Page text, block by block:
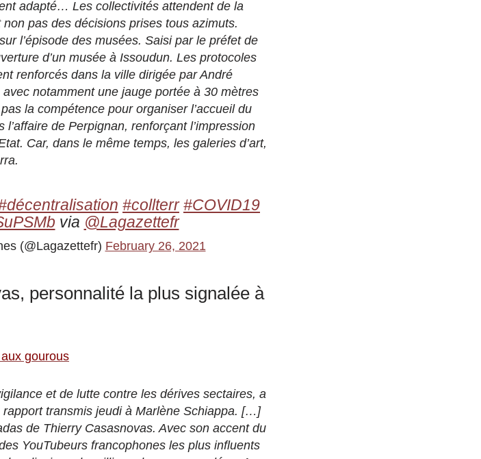
adapté… Les collectivités attendent de la
pas des décisions prises tous azimuts.
l’épisode des musées. Saisi par le préfet de
d’un musée à Issoudun. Les protocoles
renforcés dans la ville dirigée par André
notamment une jauge portée à 30 mètres
la compétence pour organiser l’accueil du
de Perpignan, renforçant l’impression
Car, dans le même temps, les galeries d’art,
#collterr #COVID19
via @Lagazettefr
(@Lagazettefr) February 26, 2021
personnalité la plus signalée à
gourous
et de lutte contre les dérives sectaires, a
transmis jeudi à Marlène Schiappa. […]
de Thierry Casasnovas. Avec son accent du
YouTubeurs francophones les plus influents